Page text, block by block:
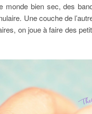
monde bien sec, des
Une couche de
on joue à faire des